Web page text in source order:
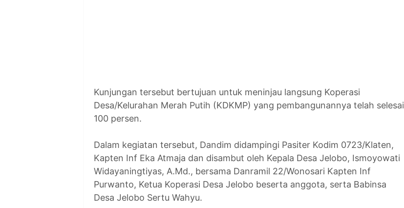
Kunjungan tersebut bertujuan untuk meninjau langsung Koperasi
Desa/Kelurahan Merah Putih (KDKMP) yang pembangunannya telah selesai
100 persen.
Dalam kegiatan tersebut, Dandim didampingi Pasiter Kodim 0723/Klaten,
Kapten Inf Eka Atmaja dan disambut oleh Kepala Desa Jelobo, Ismoyowati
Widayaningtiyas, A.Md., bersama Danramil 22/Wonosari Kapten Inf
Purwanto, Ketua Koperasi Desa Jelobo beserta anggota, serta Babinsa
Desa Jelobo Sertu Wahyu.